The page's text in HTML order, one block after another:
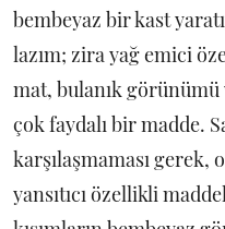
bembeyaz bir kast
lazım; zira yağ emici
mat, bulanık
çok faydalı bir madde.
karşılaşmaması gerek,
yansıtıcı özellikli